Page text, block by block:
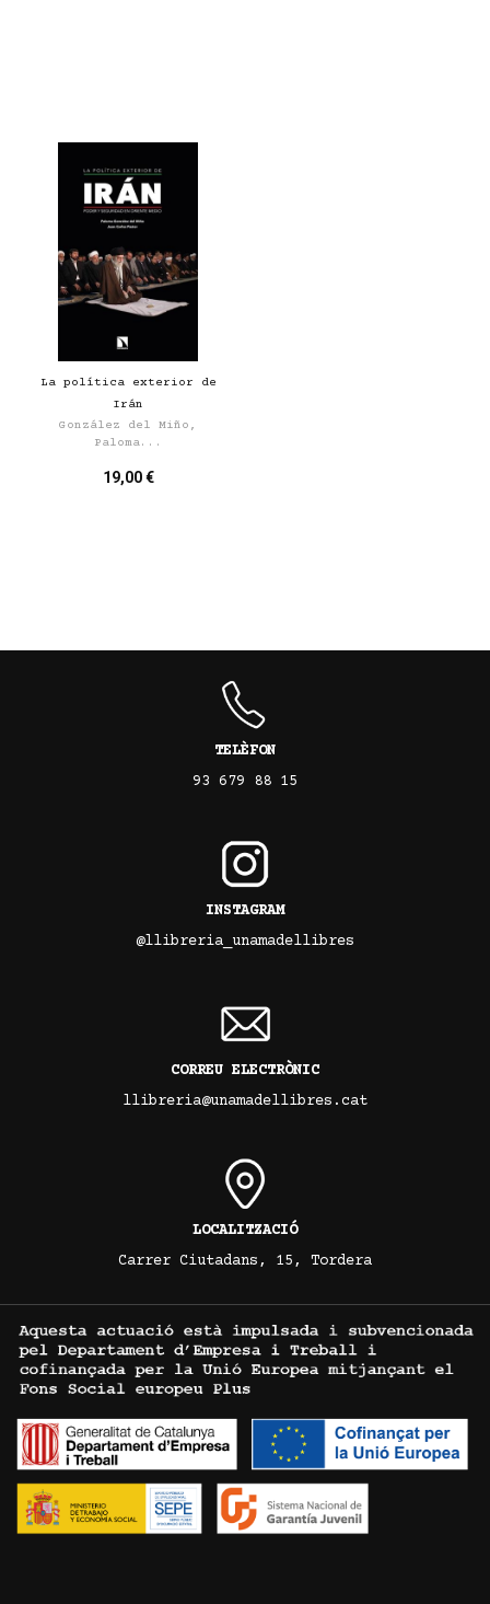
La política exterior de
Irán
González del Miño,
Paloma...
19,00 €
TELÈFON
93 679 88 15
INSTAGRAM
@llibreria_unamadellibres
CORREU ELECTRÒNIC
llibreria@unamadellibres.cat
LOCALITZACIÓ
Carrer Ciutadans, 15, Tordera